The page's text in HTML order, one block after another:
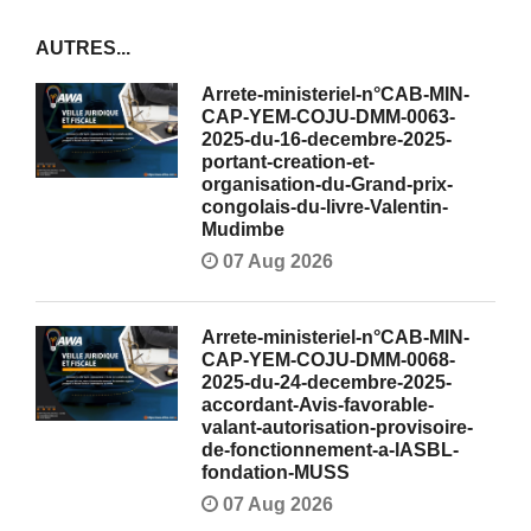
AUTRES...
Arrete-ministeriel-n°CAB-MIN-
CAP-YEM-COJU-DMM-0063-
2025-du-16-decembre-2025-
portant-creation-et-
organisation-du-Grand-prix-
congolais-du-livre-Valentin-
Mudimbe
07 Aug 2026
Arrete-ministeriel-n°CAB-MIN-
CAP-YEM-COJU-DMM-0068-
2025-du-24-decembre-2025-
accordant-Avis-favorable-
valant-autorisation-provisoire-
de-fonctionnement-a-lASBL-
fondation-MUSS
07 Aug 2026